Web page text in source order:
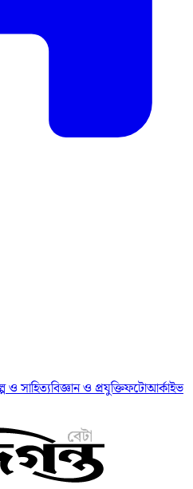
ও সাহিত্যবিজ্ঞান ও প্রযুক্তিফটোআর্কাইভ